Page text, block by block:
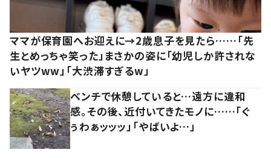
ママが保育園へお迎えに→2歳息子を見たら……「先
生とめっちゃ笑った」まさかの姿に「幼児しか許されな
いヤツww」「大渋滞すぎるw」
ベンチで休憩していると…遠方に違和
感。その後、近付いてきたモノに……「ぐ
ぅわぁッッッ」「やばいよ…」